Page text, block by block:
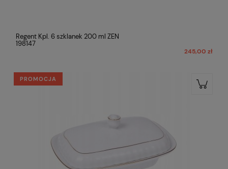
Regent Kpl. 6 szklanek 200 ml ZEN
198147
245,00 zł
PROMOCJA